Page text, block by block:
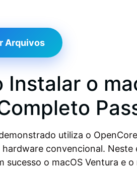
Arquivos
Instalar o
utiliza o
hardware convencional.
sucesso o macOS Ventura e o